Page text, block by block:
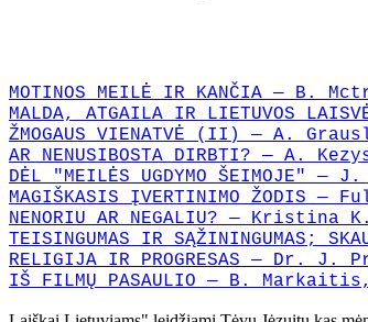
MOTINOS MEILĖ IR KANČIA
MALDA, ATGAILA IR LIETUVOS
ŽMOGAUS VIENATVĖ (II) —
AR NENUSIBOSTA DIRBTI? —
DĖL "MEILĖS UGDYMO
MAGIŠKASIS ĮVERTINIMO
NENORIU AR NEGALIU? —
TEISINGUMAS IR SĄŽININGUMAS;
RELIGIJA IR PROGRESAS —
IŠ FILMŲ PASAULIO — B.